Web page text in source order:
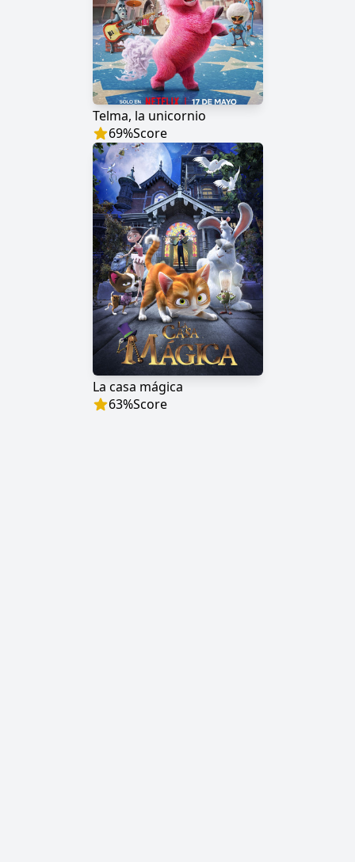
Telma, la unicornio
69%Score
La casa mágica
63%Score